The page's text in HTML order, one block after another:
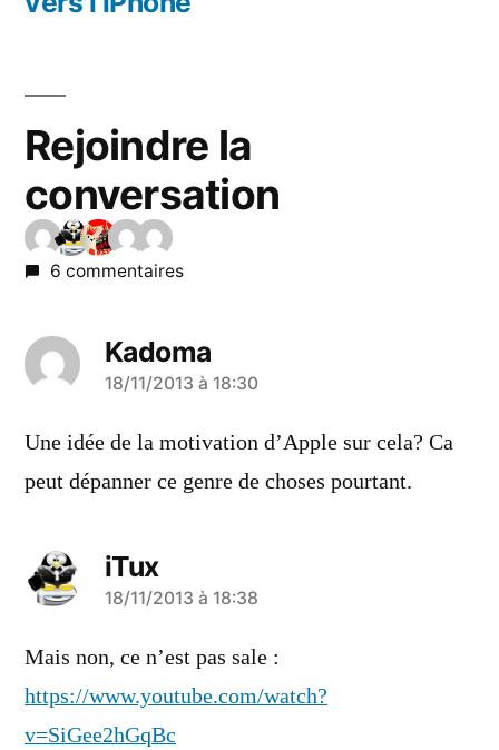
Rejoindre la
conversation
6 commentaires
Kadoma
a
dit :
18/11/2013 à 18:30
Une idée de la motivation d’Apple sur cela? Ca
peut dépanner ce genre de choses pourtant.
iTux
a
dit :
18/11/2013 à 18:38
Mais non, ce n’est pas sale :
https://www.youtube.com/watch?
v=SiGee2hGqBc